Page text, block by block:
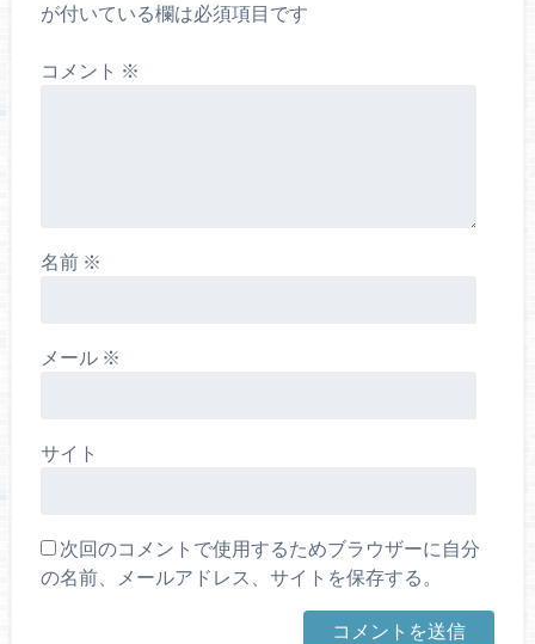
が付いている欄は必須項目です
コメント ※
名前 ※
メール ※
サイト
次回のコメントで使用するためブラウザーに自分
の名前、メールアドレス、サイトを保存する。